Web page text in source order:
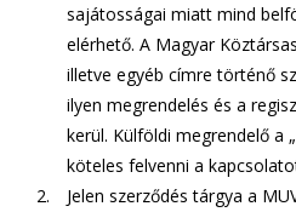
sajátosságai miatt mind
elérhető. A Magyar
illetve egyéb címre történő
ilyen megrendelés és a
kerül. Külföldi megrendelő a
köteles felvenni a
Jelen szerződés tárgya a